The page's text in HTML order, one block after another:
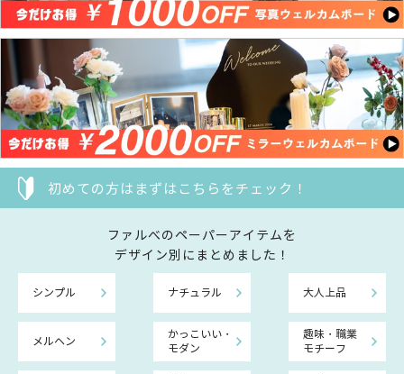
初めての方はまずはこちらをチェック！
ファルべのペーパーアイテムを
デザイン別にまとめました！
シンプル ナチュラル 大人上品
メルヘン
かっこいい・
モダン
趣味・職業
モチーフ